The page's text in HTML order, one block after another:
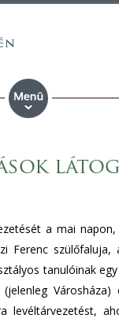
a mai
Ferenc
tanulóinak
levéltárvezetést,